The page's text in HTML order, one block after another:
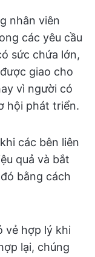
nhân viên
các yêu cầu
sức chứa lớn,
giao cho
vì người có
hội phát triển.
các bên liên
quả và bắt
bằng cách
vẻ hợp lý khi
lại, chúng